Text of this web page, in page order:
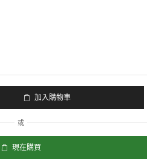
加入購物車
或
現在購買